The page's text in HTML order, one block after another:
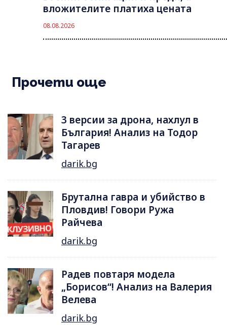
вложителите платиха цената
08.08.2026
Прочети още
3 версии за дрона, нахлул в
България! Анализ на Тодор
Тагарев
darik.bg
Брутална гавра и убийство в
Пловдив! Говори Ружа
Райчева
darik.bg
Радев повтаря модела
„Борисов“! Анализ на Валерия
Велева
darik.bg